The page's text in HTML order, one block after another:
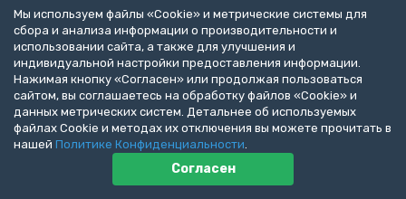
ДЕЛАЙТЕ БИЗНЕС С НАМИ!
Представлена информация об услугах следующих клиник:
Санкт-Петербург, пр. Народного Ополчения, д. 19, к. 1. (ООО
"НЕОТЛОЖНАЯ ВЕТЕРИНАРИЯ")
Санкт-Петербург, ул. Бухарестская, д. 122, к. 2 (ООО "КВМК")
Пушкин, Павловское шоссе, д. 101. (ООО "ВЦЦ")
Пользовательское соглашение
Политика конфиденциальности
Публичная оферта
Мы используем файлы «Cookie» и метрические системы для
сбора и анализа информации о производительности и
использовании сайта, а также для улучшения и
индивидуальной настройки предоставления информации.
Нажимая кнопку «Согласен» или продолжая пользоваться
сайтом, вы соглашаетесь на обработку файлов «Cookie» и
данных метрических систем. Детальнее об используемых
файлах Cookie и методах их отключения вы можете прочитать в
нашей Политике Конфиденциальности.
Согласен